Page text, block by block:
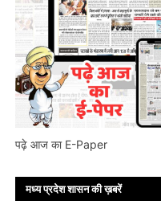
पढ़े आज का E-Paper
मध्य प्रदेश शासन की ख़बरें